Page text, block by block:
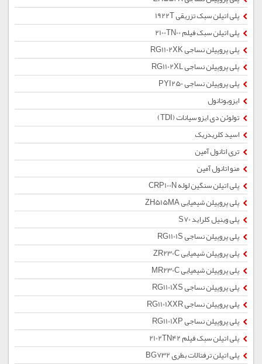
پلی اتیلن سبک تزریقی 1922T
پلی اتیلن سبک فیلم 2100TN00
پلی پروپیلن نساجی RG1102XK
پلی پروپیلن نساجی RG1102XL
پلی پروپیلن نساجی PYI250
ایزوبوتانول
تولوئن دی ایزو سیانات (TDI)
اسید کلریدریک
تری اتانول آمین
منو اتانول آمین
پلی اتیلن سنگین لوله CRP100N
پلی پروپیلن شیمیایی ZH515MA
پلی وینیل کلراید S70
پلی پروپیلن نساجی RG1101S
پلی پروپیلن شیمیایی ZR230C
پلی پروپیلن شیمیایی MR230C
پلی پروپیلن نساجی RG1101XS
پلی پروپیلن نساجی RG1101XXR
پلی پروپیلن نساجی RG1101XP
پلی اتیلن سبک فیلم 2102TN42
پلی اتیلن ترفتالات بطری BG732